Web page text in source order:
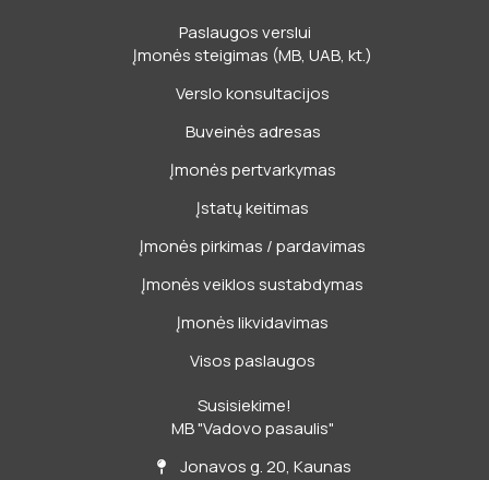
Paslaugos verslui
Įmonės steigimas (MB, UAB, kt.)
Verslo konsultacijos
Buveinės adresas
Įmonės pertvarkymas
Įstatų keitimas
Įmonės pirkimas / pardavimas
Įmonės veiklos sustabdymas
Įmonės likvidavimas
Visos paslaugos
Susisiekime!
MB "Vadovo pasaulis"
Jonavos g. 20, Kaunas